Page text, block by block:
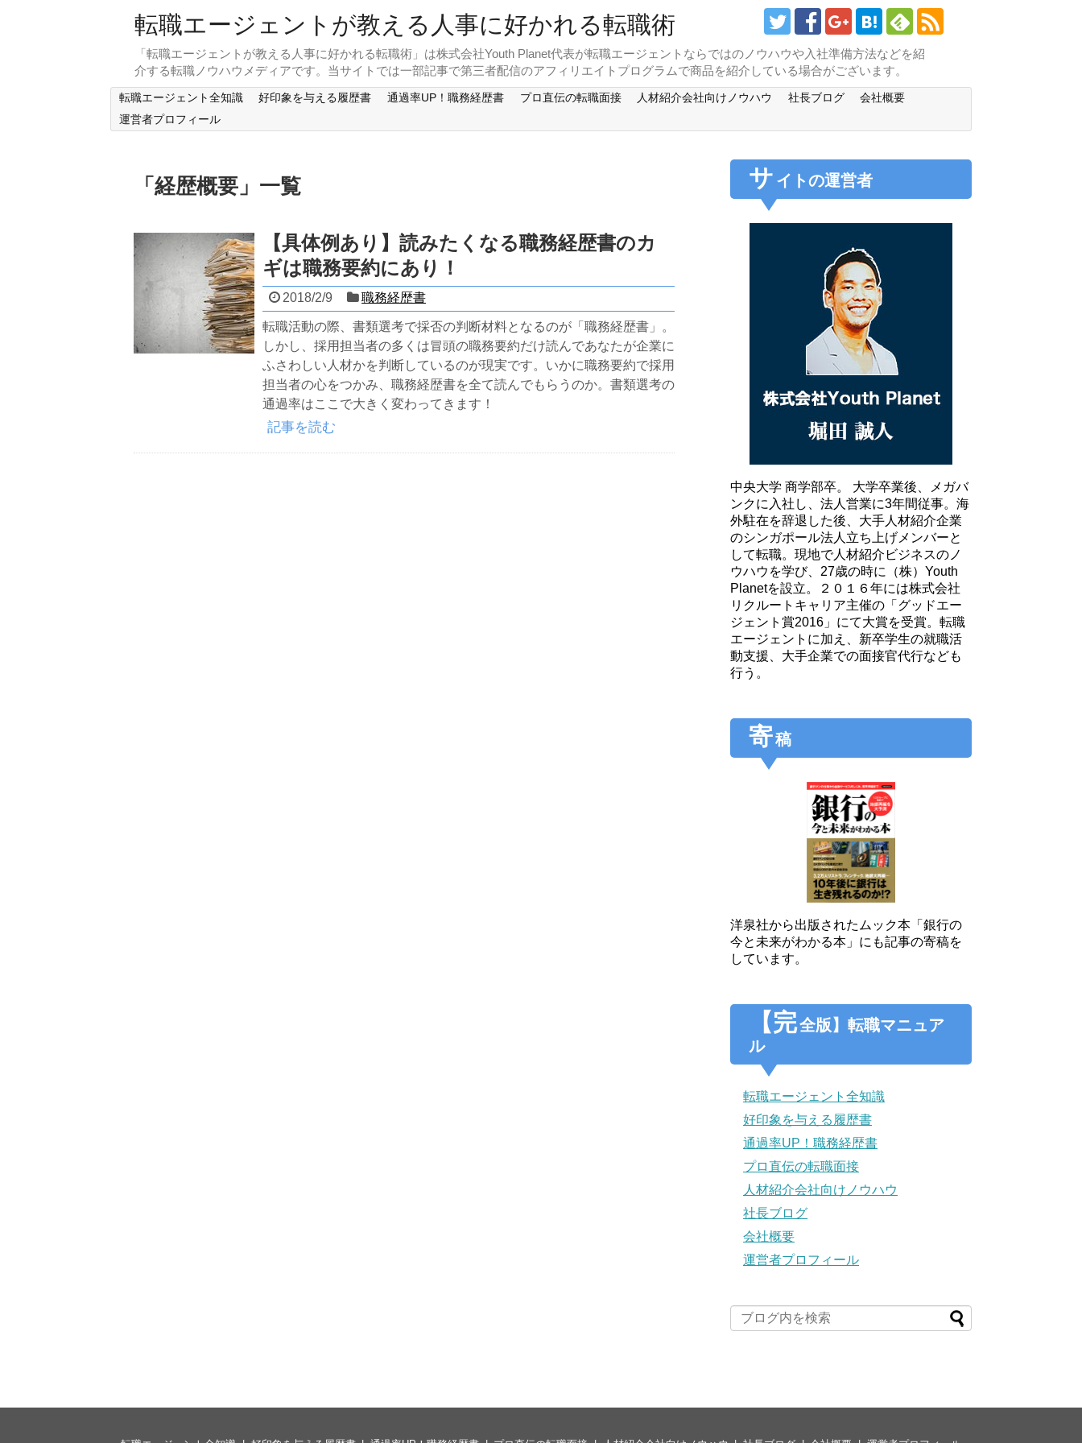
転職エージェントが教える人事に好かれる転職術
「転職エージェントが教える人事に好かれる転職術」は株式会社Youth Planet代表が転職エージェントならではのノウハウや入社準備方法などを紹
介する転職ノウハウメディアです。当サイトでは一部記事で第三者配信のアフィリエイトプログラムで商品を紹介している場合がございます。
転職エージェント全知識 好印象を与える履歴書 通過率UP！職務経歴書 プロ直伝の転職面接 人材紹介会社向けノウハウ 社長ブログ
会社概要
運営者プロフィール
「 経歴概要 」 一覧
【具体例あり】読みたくなる職務経歴書のカ
ギは職務要約にあり！
2018/2/9 職務経歴書
転職活動の際、書類選考で採否の判断材料となるのが「職務経歴書」。
しかし、採用担当者の多くは冒頭の職務要約だけ読んであなたが企業に
ふさわしい人材かを判断しているのが現実です。いかに職務要約で採用
担当者の心をつかみ、職務経歴書を全て読んでもらうのか。書類選考の
通過率はここで大きく変わってきます！
記事を読む
サ イトの運営者
中央大学 商学部卒。 大学卒業後、メガバ
ンクに入社し、法人営業に3年間従事。海
外駐在を辞退した後、大手人材紹介企業
のシンガポール法人立ち上げメンバーと
して転職。現地で人材紹介ビジネスのノ
ウハウを学び、27歳の時に（株）Youth
Planetを設立。２０１６年には株式会社
リクルートキャリア主催の「グッドエー
ジェント賞2016」にて大賞を受賞。転職
エージェントに加え、新卒学生の就職活
動支援、大手企業での面接官代行なども
行う。
寄稿
洋泉社から出版されたムック本「銀行の
今と未来がわかる本」にも記事の寄稿を
しています。
【完全版】転職マニュア
ル
転職エージェント全知識
好印象を与える履歴書
通過率UP！職務経歴書
プロ直伝の転職面接
人材紹介会社向けノウハウ
社長ブログ
会社概要
運営者プロフィール